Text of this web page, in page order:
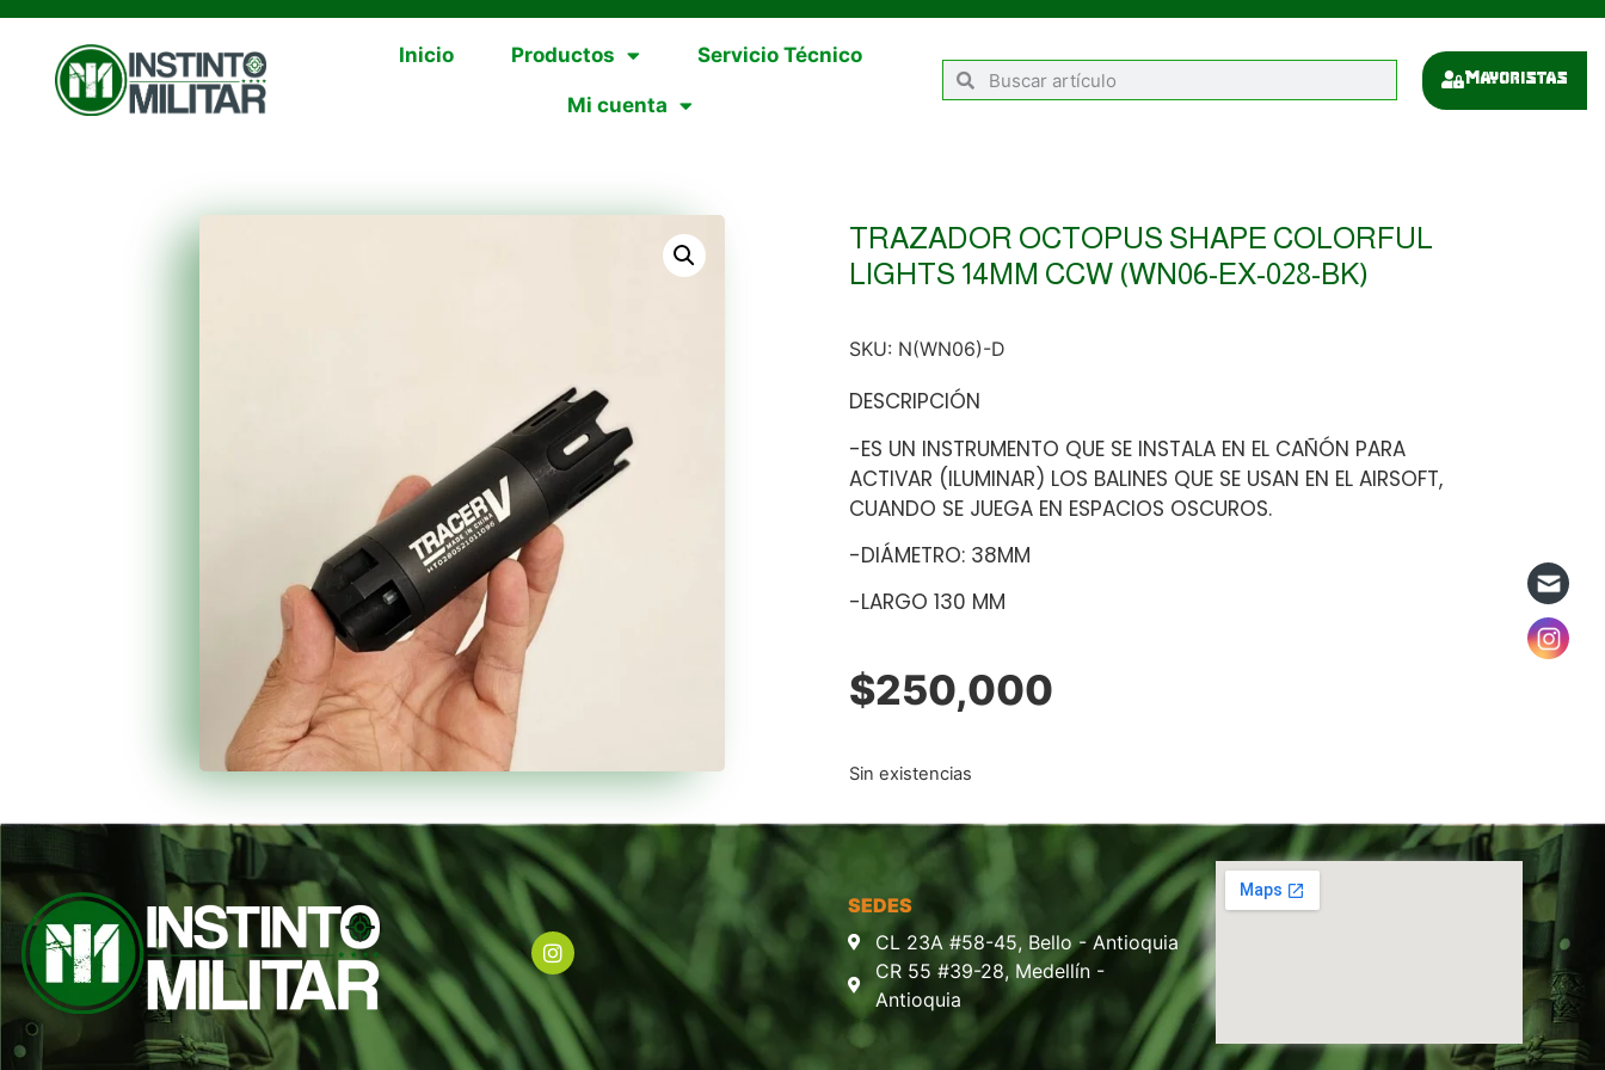
Inicio Productos Servicio Técnico
Mi cuenta
Mayoristas
TRAZADOR OCTOPUS SHAPE COLORFUL
LIGHTS 14MM CCW (WN06-EX-028-BK)
SKU: N(WN06)-D
DESCRIPCIÓN
-ES UN INSTRUMENTO QUE SE INSTALA EN EL CAÑÓN PARA
ACTIVAR (ILUMINAR) LOS BALINES QUE SE USAN EN EL AIRSOFT,
CUANDO SE JUEGA EN ESPACIOS OSCUROS.
-DIÁMETRO: 38MM
-LARGO 130 MM
$250,000
Sin existencias
SEDES
CL 23A #58-45, Bello - Antioquia
CR 55 #39-28, Medellín -
Antioquia